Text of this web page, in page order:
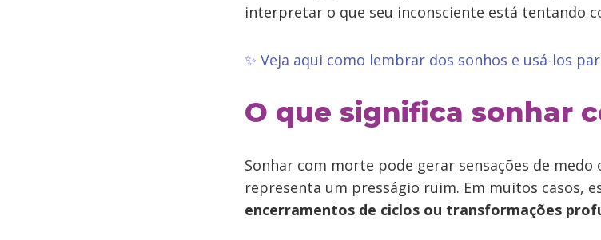
interpretar o que seu inconsciente está tentando
✨ Veja aqui como lembrar dos sonhos e usá-los
O que significa sonhar
Sonhar com morte pode gerar sensações de
representa um presságio ruim. Em muitos casos,
encerramentos de ciclos ou transformações